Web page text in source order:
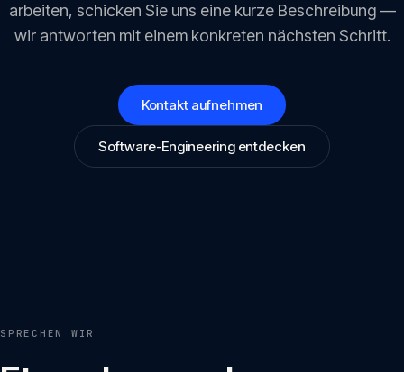
arbeiten, schicken Sie uns eine kurze Beschreibung —
wir antworten mit einem konkreten nächsten Schritt.
Kontakt aufnehmen
Software-Engineering entdecken
SPRECHEN WIR